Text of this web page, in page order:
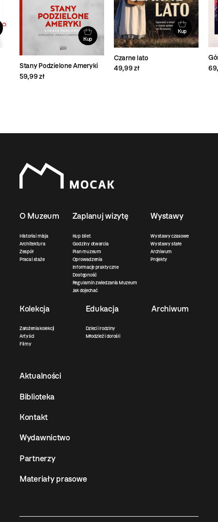
Kup
Stany Podzielone Ameryki
59,99 zł
Kup
Czarne lato
49,99 zł
O Muzeum
Historia i misja
Architektura
Zespół
Praca i staże
Zaplanuj wizytę
Kup bilet
Godziny otwarcia
Plan muzeum
Oprowadzenia
Informacje praktyczne
Dostępność
Regulamin zwiedzania Muzeum
Jak dojechać
Wystawy
Wystawy czasowe
Wystawy stałe
Archiwum
Projekty
Kolekcja
Założenia kolekcji
Artyści
Filmy
Edukacja
Dzieci i rodziny
Młodzież i dorośli
Archiwum
Aktualności
Biblioteka
Kontakt
Wydawnictwo
Partnerzy
Materiały prasowe